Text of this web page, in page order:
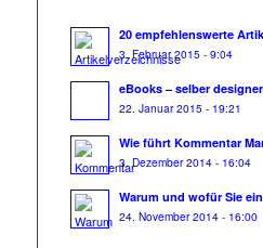
20 empfehlenswerte
3. Februar 2015 - 9:04
eBooks – selber
22. Januar 2015 - 19:21
Wie führt Kommentar
3. Dezember 2014 - 16:04
Warum und wofür Sie
24. November 2014 - 16:00